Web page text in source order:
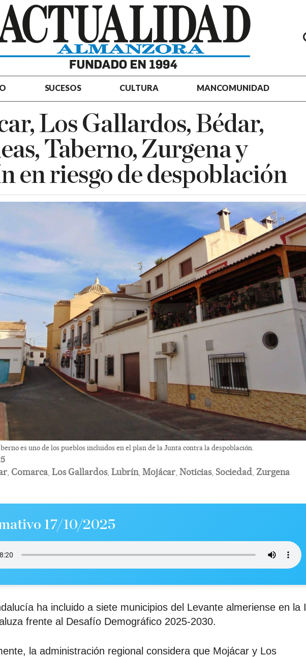
SUCESOS CULTURA MANCOMUNIDAD
Los Gallardos, Bédar,
Taberno, Zurgena y
en riesgo de despoblación
es uno de los pueblos incluidos en el plan de la Junta contra la despoblación.
,Comarca ,Los Gallardos,Lubrín,Mojácar ,Noticias,Sociedad Zurgena
17/10/2025
ha incluido a siete municipios del Levante almeriense en la I
frente al Desafío Demográfico 2025-2030.
la administración regional considera que Mojácar y Los